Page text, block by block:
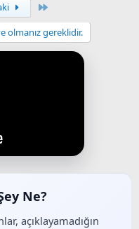
olmanız gereklidir.
Ne?
açıklayamadığın